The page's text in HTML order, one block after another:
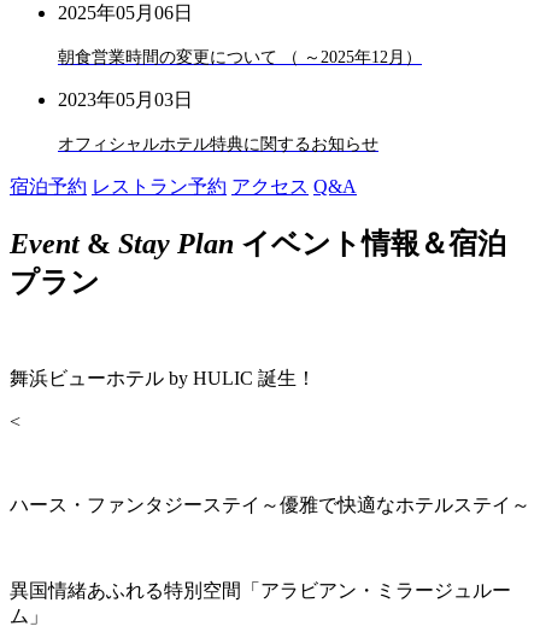
2025年05月06日
朝食営業時間の変更について （ ～2025年12月）
2023年05月03日
オフィシャルホテル特典に関するお知らせ
宿泊予約 レストラン予約 アクセス Q&A
Event& Stay Plan イベント情報＆宿泊
プラン
舞浜ビューホテル by HULIC 誕生！
<
ハース・ファンタジーステイ～優雅で快適なホテルステイ～
異国情緒あふれる特別空間「アラビアン・ミラージュルー
ム」